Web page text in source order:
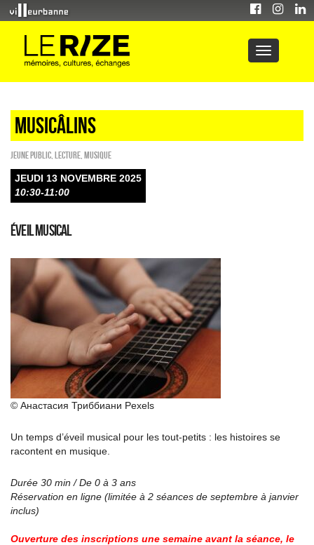
Musicâlins
Jeune public Lecture Musique
JEUDI 13 NOVEMBRE 2025
10:30-11:00
Éveil musical
© Анастасия Триббиани Pexels
Un temps d’éveil musical pour les tout-petits : les histoires se
racontent en musique.
Durée 30 min / De 0 à 3 ans
Réservation en ligne (limitée à 2 séances de septembre à janvier
inclus)
Ouverture des inscriptions une semaine avant la séance, le